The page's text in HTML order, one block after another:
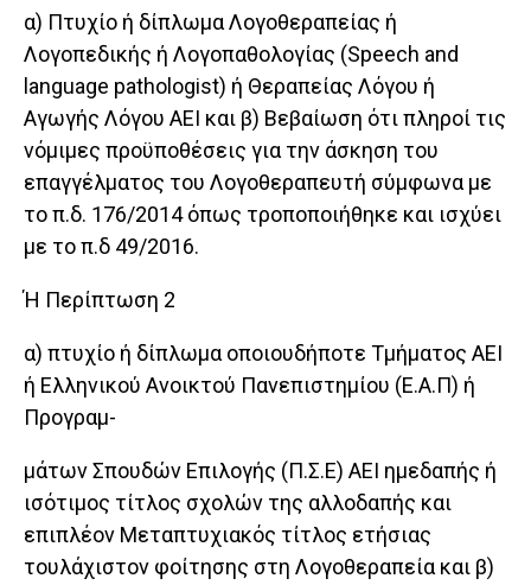
α) Πτυχίο ή δίπλωμα Λογοθεραπείας ή
Λογοπεδικής ή Λογοπαθολογίας (Speech and
language pathologist) ή Θεραπείας Λόγου ή
Αγωγής Λόγου ΑΕΙ και β) Βεβαίωση ότι πληροί τις
νόμιμες προϋποθέσεις για την άσκηση του
επαγγέλματος του Λογοθεραπευτή σύμφωνα με
το π.δ. 176/2014 όπως τροποποιήθηκε και ισχύει
με το π.δ 49/2016.
Ή Περίπτωση 2
α) πτυχίο ή δίπλωμα οποιουδήποτε Τμήματος ΑΕΙ
ή Ελληνικού Ανοικτού Πανεπιστημίου (Ε.Α.Π) ή
Προγραμ-
μάτων Σπουδών Επιλογής (Π.Σ.Ε) ΑΕΙ ημεδαπής ή
ισότιμος τίτλος σχολών της αλλοδαπής και
επιπλέον Μεταπτυχιακός τίτλος ετήσιας
τουλάχιστον φοίτησης στη Λογοθεραπεία και β)